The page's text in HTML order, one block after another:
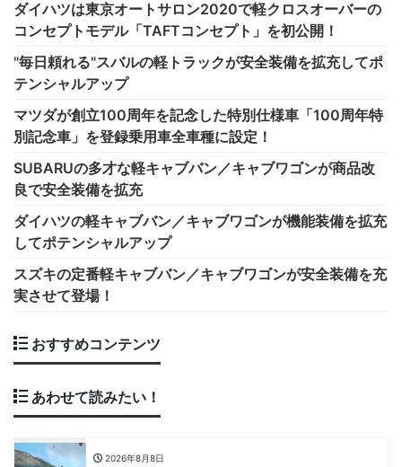
ダイハツは東京オートサロン2020で軽クロスオーバーの
コンセプトモデル「TAFTコンセプト」を初公開！
"毎日頼れる"スバルの軽トラックが安全装備を拡充してポ
テンシャルアップ
マツダが創立100周年を記念した特別仕様車「100周年特
別記念車」を登録乗用車全車種に設定！
SUBARUの多才な軽キャブバン／キャブワゴンが商品改
良で安全装備を拡充
ダイハツの軽キャブバン／キャブワゴンが機能装備を拡充
してポテンシャルアップ
スズキの定番軽キャブバン／キャブワゴンが安全装備を充
実させて登場！
おすすめコンテンツ
あわせて読みたい！
2026年8月8日